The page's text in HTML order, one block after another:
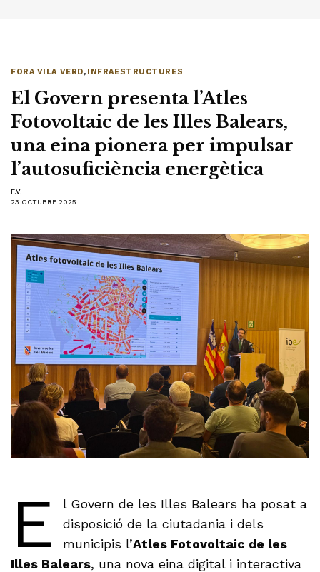
FORA VILA VERD, INFRAESTRUCTURES
El Govern presenta l’Atles
Fotovoltaic de les Illes Balears,
una eina pionera per impulsar
l’autosuficiència energètica
F.V.
23 OCTUBRE 2025
E
l Govern de les Illes Balears ha posat a
disposició de la ciutadania i dels
municipis l’Atles Fotovoltaic de les
Illes Balears, una nova eina digital i interactiva